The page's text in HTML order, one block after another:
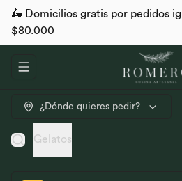
🛵 Domicilios gratis por pedidos
$80.000
Abrir menu de navegación
¿Dónde quieres pedir?
Gelatos